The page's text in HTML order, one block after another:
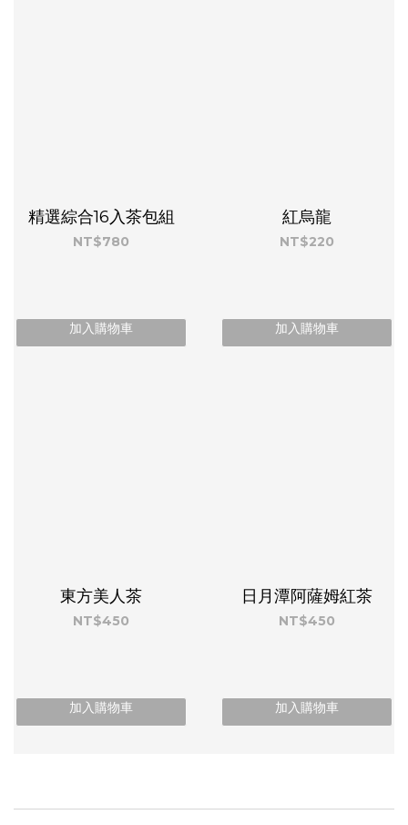
精選綜合16入茶包組
NT$780
加入購物車
紅烏龍
NT$220
加入購物車
東方美人茶
NT$450
加入購物車
日月潭阿薩姆紅茶
NT$450
加入購物車